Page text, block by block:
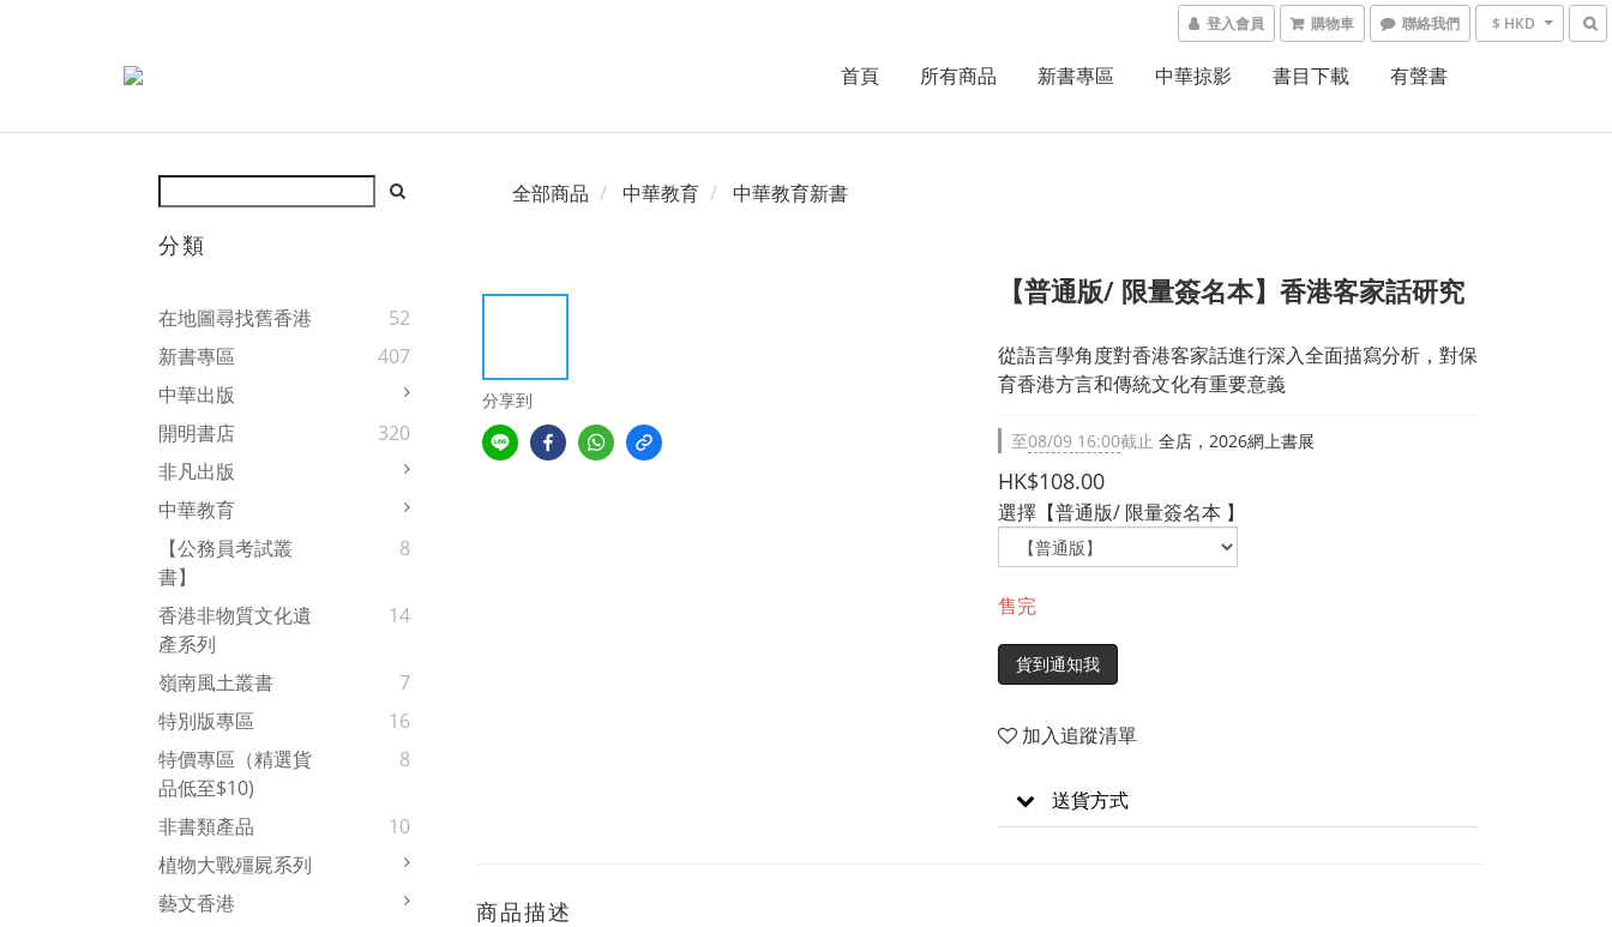
登入會員 購物車 聯絡我們 $ HKD
首頁 所有商品 新書專區 中華掠影 書目下載 有聲書
分類
在地圖尋找舊香港
52
新書專區
407
中華出版
開明書店
320
非凡出版
中華教育
【公務員考試叢
書】
8
香港非物質文化遺
產系列
14
嶺南風土叢書
7
特別版專區
16
特價專區（精選貨
品低至$10)
8
非書類產品
10
植物大戰殭屍系列
藝文香港
全部商品 中華教育 中華教育新書
分享到
【普通版/ 限量簽名本】香港客家話研究
從語言學角度對香港客家話進行深入全面描寫分析，對保
育香港方言和傳統文化有重要意義
至08/09 16:00截止 全店，2026網上書展
HK$108.00
選擇【普通版/ 限量簽名本 】
售完
貨到通知我
加入追蹤清單
送貨方式
商品描述